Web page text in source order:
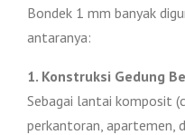
Bondek 1 mm banyak
antaranya:
1. Konstruksi Gedung
Sebagai lantai komposit
perkantoran, apartemen,